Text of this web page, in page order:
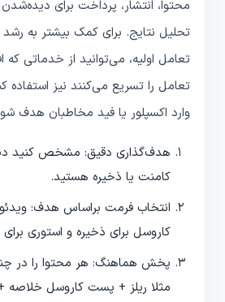
محتوا، انتشار، پرداخت برای
تحلیل نتایج. برای کمک بیشتر به
تعامل اولیه، می‌توانید از خدماتی که
تعامل را تسریع می‌کنند نیز استفاده
وارد اکسپلور یا فید مخاطبان هدف
هدف‌گذاری دقیق: مشخص کنید
کامنت یا ذخیره هستید.
انتخاب فرمت براساس هدف:
کاروسل برای ذخیره و استوری
پخش هماهنگ: هر محتوا را در
مثلا ریلز + پست کاروسل